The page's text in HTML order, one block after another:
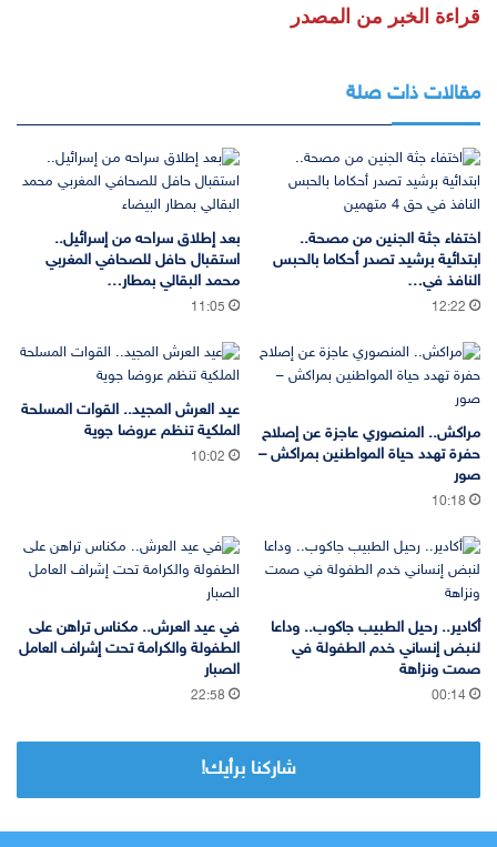
قراءة الخبر من المصدر
مقالات ذات صلة
اختفاء جثة الجنين من مصحة..
ابتدائية برشيد تصدر أحكاما بالحبس
النافذ في…
12:22
بعد إطلاق سراحه من إسرائيل..
استقبال حافل للصحافي المغربي
محمد البقالي بمطار…
11:05
مراكش.. المنصوري عاجزة عن إصلاح
حفرة تهدد حياة المواطنين بمراكش –
صور
10:18
عيد العرش المجيد.. القوات المسلحة
الملكية تنظم عروضا جوية
10:02
أكادير.. رحيل الطبيب جاكوب.. وداعا
لنبض إنساني خدم الطفولة في
صمت ونزاهة
00:14
في عيد العرش.. مكناس تراهن على
الطفولة والكرامة تحت إشراف العامل
الصبار
22:58
شاركنا برأيك!